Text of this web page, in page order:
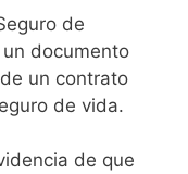
de
documento
un contrato
de vida.
de que